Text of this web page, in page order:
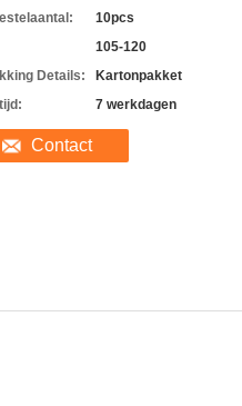
10pcs
105-120
Details:
Kartonpakket
7 werkdagen
Contact